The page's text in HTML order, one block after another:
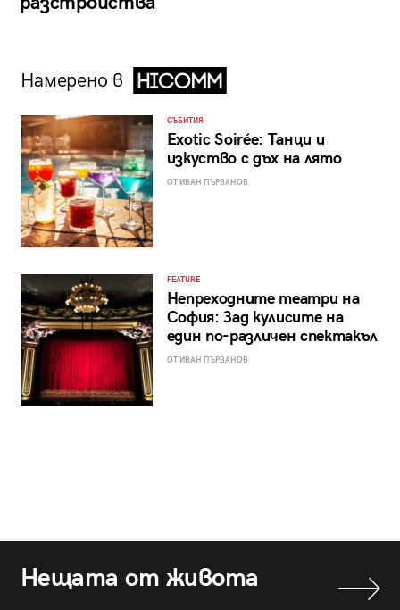
Намерено в
СЪБИТИЯ
Exotic Soirée: Танци и
изкуство с дъх на лято
ОТ ИВАН ПЪРВАНОВ
FEATURE
Непреходните театри на
София: Зад кулисите на
един по-различен спектакъл
ОТ ИВАН ПЪРВАНОВ
Нещата от живота